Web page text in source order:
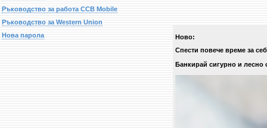
Ръководство за работа CCB Mobile
Ръководство за Western Union
Нова парола
Ново:
Спести повече време за
Банкирай сигурно и